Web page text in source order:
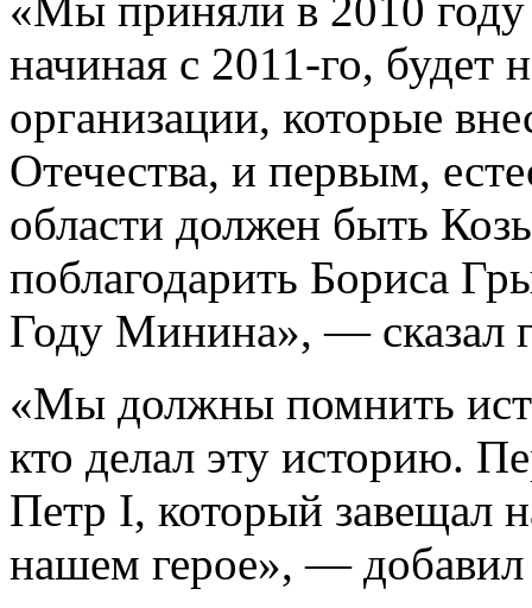
начиная с 2011-го, будет
организации, которые
Отечества, и первым,
области должен быть
поблагодарить Бориса
Году Минина», — сказал
«Мы должны помнить
кто делал эту историю.
Петр I, который завещал
нашем герое», — добавил